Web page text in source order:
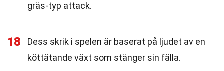
gräs-typ attack.
18
Dess skrik i spelen är baserat på ljudet av en
köttätande växt som stänger sin fälla.